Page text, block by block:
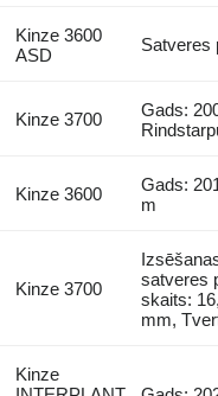
Kinze 3600
ASD
Satveres
Kinze 3700
Gads:
Kinze 3600
Gads:
m
Kinze 3700
satveres
skaits:
mm,
Kinze